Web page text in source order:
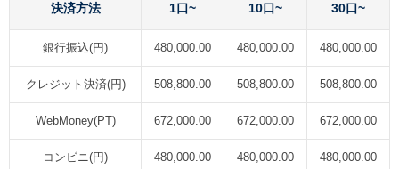
決済方法 1口~ 10口~ 30口~
銀行振込(円) 480,000.00 480,000.00 480,000.00
クレジット決済(円) 508,800.00 508,800.00 508,800.00
WebMoney(PT) 672,000.00 672,000.00 672,000.00
コンビニ(円) 480,000.00 480,000.00 480,000.00